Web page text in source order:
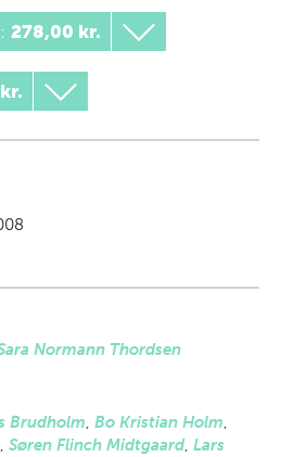
: 278,00 kr.
Normann Thordsen
Brudholm, Bo Kristian Holm,
, Søren Flinch Midtgaard, Lars